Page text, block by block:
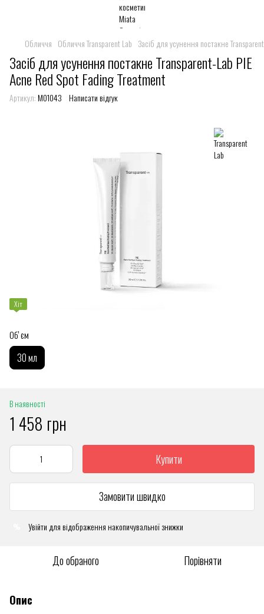
Обличчя Обличчя Transparent Lab Засіб для усунення постакне
Засіб для усунення постакне Transparent-Lab PIE
Acne Red Spot Fading Treatment
Артикул:M01043 Написати відгук
Хіт
Обʼєм
30 мл
В наявності
1 458 грн
Купити
Замовити швидко
Увійти для відображення накопичувальної знижки
До обраного Порівняти
Опис